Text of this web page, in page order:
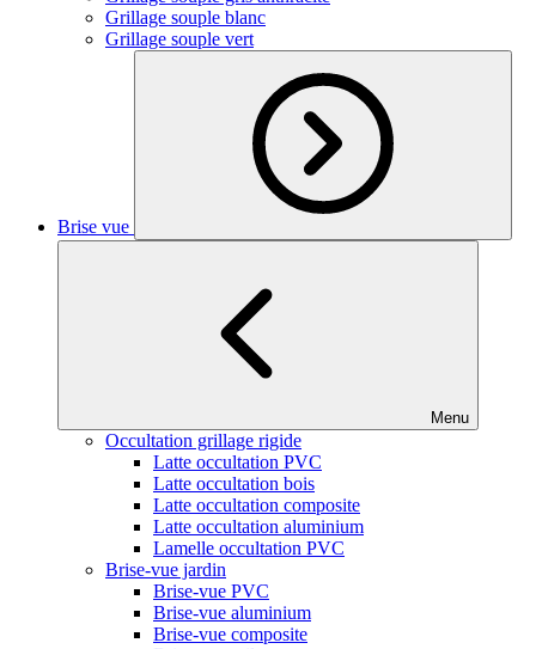
Grillage souple blanc
Grillage souple vert
Brise vue
Menu
Occultation grillage rigide
Latte occultation PVC
Latte occultation bois
Latte occultation composite
Latte occultation aluminium
Lamelle occultation PVC
Brise-vue jardin
Brise-vue PVC
Brise-vue aluminium
Brise-vue composite